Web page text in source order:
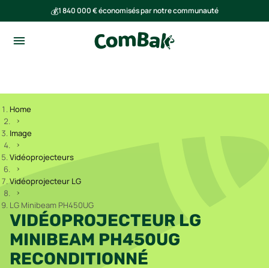
💰1 840 000 € économisés par notre communauté
Home
Image
Vidéoprojecteurs
Vidéoprojecteur LG
LG Minibeam PH450UG
VIDÉOPROJECTEUR LG
MINIBEAM PH450UG
RECONDITIONNÉ